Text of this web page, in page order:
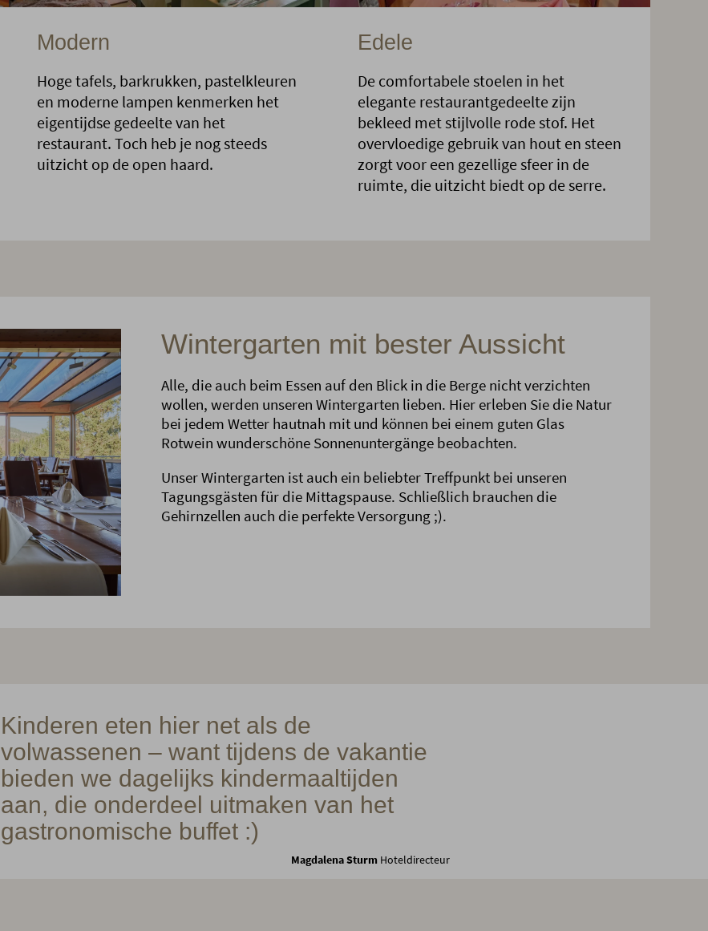
Modern
Hoge tafels, barkrukken, pastelkleuren
en moderne lampen kenmerken het
eigentijdse gedeelte van het
restaurant. Toch heb je nog steeds
uitzicht op de open haard.
Edele
De comfortabele stoelen in het
elegante restaurantgedeelte zijn
bekleed met stijlvolle rode stof. Het
overvloedige gebruik van hout en steen
zorgt voor een gezellige sfeer in de
ruimte, die uitzicht biedt op de serre.
Wintergarten mit bester Aussicht
Alle, die auch beim Essen auf den Blick in die Berge nicht verzichten
wollen, werden unseren Wintergarten lieben. Hier erleben Sie die Natur
bei jedem Wetter hautnah mit und können bei einem guten Glas
Rotwein wunderschöne Sonnenuntergänge beobachten.
Unser Wintergarten ist auch ein beliebter Treffpunkt bei unseren
Tagungsgästen für die Mittagspause. Schließlich brauchen die
Gehirnzellen auch die perfekte Versorgung ;).
Kinderen eten hier net als de
volwassenen – want tijdens de vakantie
bieden we dagelijks kindermaaltijden
aan, die onderdeel uitmaken van het
gastronomische buffet :)
Magdalena Sturm Hoteldirecteur